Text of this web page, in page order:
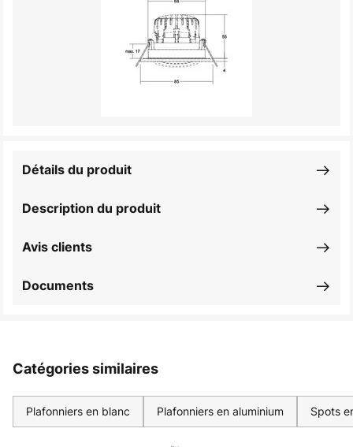
Description du produit
Détails du produit
Avis clients
Documents
Catégories similaires
Plafonniers en blanc Plafonniers en aluminium Spots